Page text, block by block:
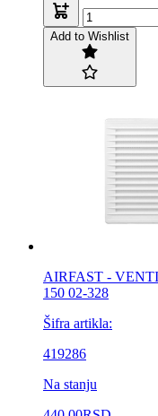
Add to Wishlist
AIRFAST -
150 02-328
Šifra artikla:
419286
Na stanju